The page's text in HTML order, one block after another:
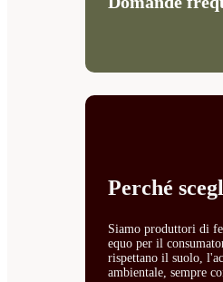
Perché
Siamo produttori di
equo per il
rispettano il suolo,
ambientale, sempre